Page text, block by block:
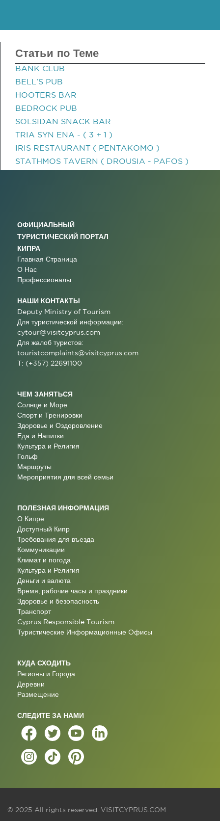
Статьи по Теме
BANK CLUB
BELL'S PUB
HOOTERS BAR
BEDROCK PUB
SOLSIDAN SNACK BAR
TRIA SYN ENA - ( 3 + 1 )
IRIS RESTAURANT ( PENTAKOMO )
STATHMOS TAVERN ( DROUSIA - PAFOS )
ОФИЦИАЛЬНЫЙ
ТУРИСТИЧЕСКИЙ ПОРТАЛ
КИПРА
Главная Страница
О Нас
Профессионалы
НАШИ КОНТАКТЫ
Deputy Ministry of Tourism
Для туристической информации:
cytour@visitcyprus.com
Для жалоб туристов:
touristcomplaints@visitcyprus.com
T: (+357) 22691100
ЧЕМ ЗАНЯТЬСЯ
Солнце и Море
Спорт и Тренировки
Здоровье и Оздоровление
Еда и Напитки
Культура и Религия
Гольф
Маршруты
Мероприятия для всей семьи
ПОЛЕЗНАЯ ИНФОРМАЦИЯ
О Кипре
Доступный Кипр
Требования для въезда
Коммуникации
Климат и погода
Культура и Религия
Деньги и валюта
Время, рабочие часы и праздники
Здоровье и безопасность
Транспорт
Cyprus Responsible Tourism
Туристические Информационные Oфисы
КУДА СХОДИТЬ
Регионы и Города
Деревни
Размещение
СЛЕДИТЕ ЗА НАМИ
© 2025 All rights reserved. VISITCYPRUS.COM